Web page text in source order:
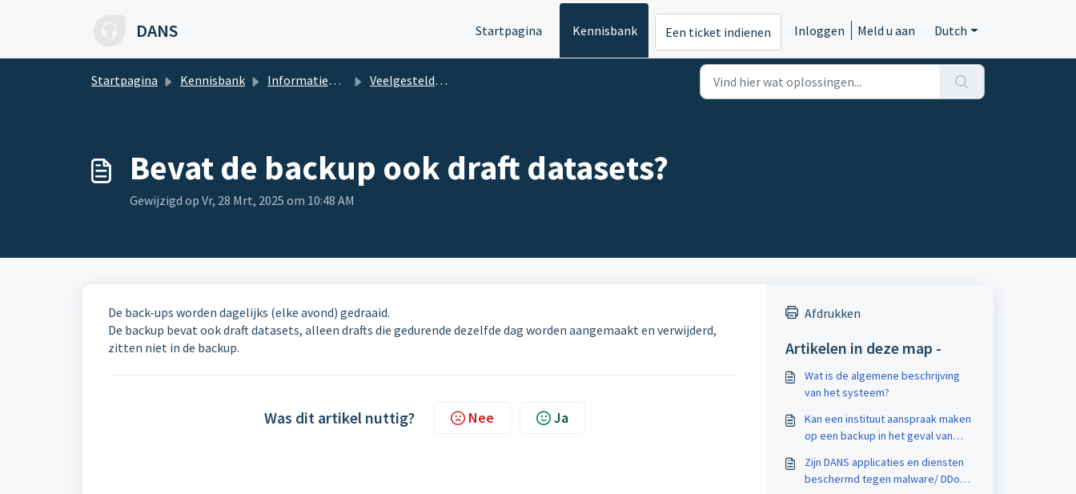
DANS Startpagina Kennisbank Een ticket indienen Inloggen Meld u aan Dutch
Startpagina Kennisbank Informatiebeveiliging Veelgestelde vragen informatiebeveiliging
Bevat de backup ook draft datasets?
Gewijzigd op Vr, 28 Mrt, 2025 om 10:48 AM
De back-ups worden dagelijks (elke avond) gedraaid.
De backup bevat ook draft datasets, alleen drafts die gedurende dezelfde dag worden aangemaakt en verwijderd,
zitten niet in de backup.
Was dit artikel nuttig? Nee Ja
Afdrukken
Artikelen in deze map -
Wat is de algemene beschrijving
van het systeem?
Kan een instituut aanspraak maken
op een backup in het geval van
ongeluk een draft dataset
verwijdert?
Zijn DANS applicaties en diensten
beschermd tegen malware/ DDoS